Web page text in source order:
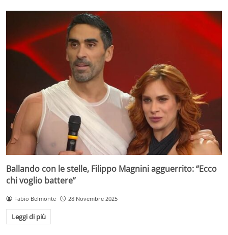
Ballando con le stelle, Filippo Magnini agguerrito: “Ecco
chi voglio battere”
Fabio Belmonte 28 Novembre 2025
Leggi di più